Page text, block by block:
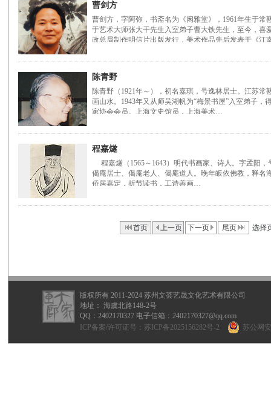
曹剑方
曹剑方，字阿弥，书斋名为《闲雅堂》，1961年生于
于艺术大师张大干先生入室弟子曹大铁先生，至今，喜
政总局制作明信片出版发行，美术作品先后发表于《
陈青野
陈青野（1921年～），初名嘉琪，号逸林居士。江苏常
画山水。1943年又从师吴湖帆为“梅景书屋”入室弟子，
家协会会员。上海文史馆员，上海美术…
程嘉燧
程嘉燧（1565～1643）明代书画家、诗人。字孟阳
偈庵居士、偈庵老人、偈庵道人。晚年皈依佛教，释名
侨居嘉定，折节读书，工诗善画…
首页 上一页 下一页 尾页 选择
版权所有 2011-2024 苏州文荟艺晟文化艺术有限公司
地址： 海虞北路148-2号
QQ： 2402170327 电子信箱：2402170327@qq.com
ICP备案/许可证号： 苏ICP备2025156282号-2 苏公网